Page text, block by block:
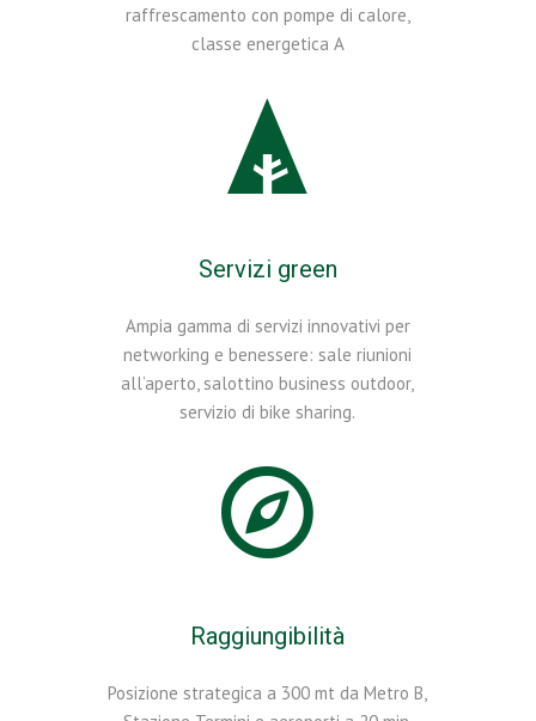
raffrescamento con pompe di calore,
classe energetica A
Servizi green
Ampia gamma di servizi innovativi per
networking e benessere: sale riunioni
all’aperto, salottino business outdoor,
servizio di bike sharing.
Raggiungibilità
Posizione strategica a 300 mt da Metro B,